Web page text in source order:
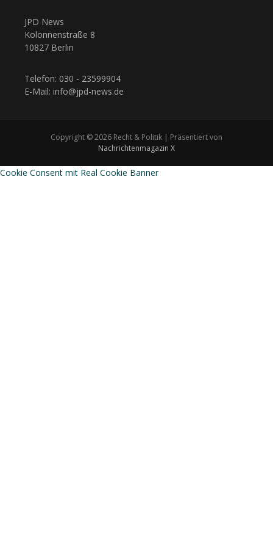
JPD News
Kolonnenstraße 8
10827 Berlin
Telefon: 030 - 23599904
E-Mail: info@jpd-news.de
Copyright © 2026 Recht & Politik | Präsentiert von
Nachrichtenmagazin X
Cookie Consent mit Real Cookie Banner